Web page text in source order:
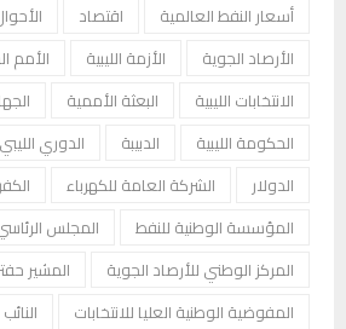
أسعار النفط العالمية
اقتصاد
الأرصاد الجوية
الأزمة الليبية
الأمم
الانتخابات الليبية
البعثة الأممية
الحكومة الليبية
الدبيبة
الدوري
الدولار
الشركة العامة للكهرباء
المؤسسة الوطنية للنفط
المجلس
المركز الوطني للأرصاد الجوية
المشير
المفوضية الوطنية العليا للانتخابات